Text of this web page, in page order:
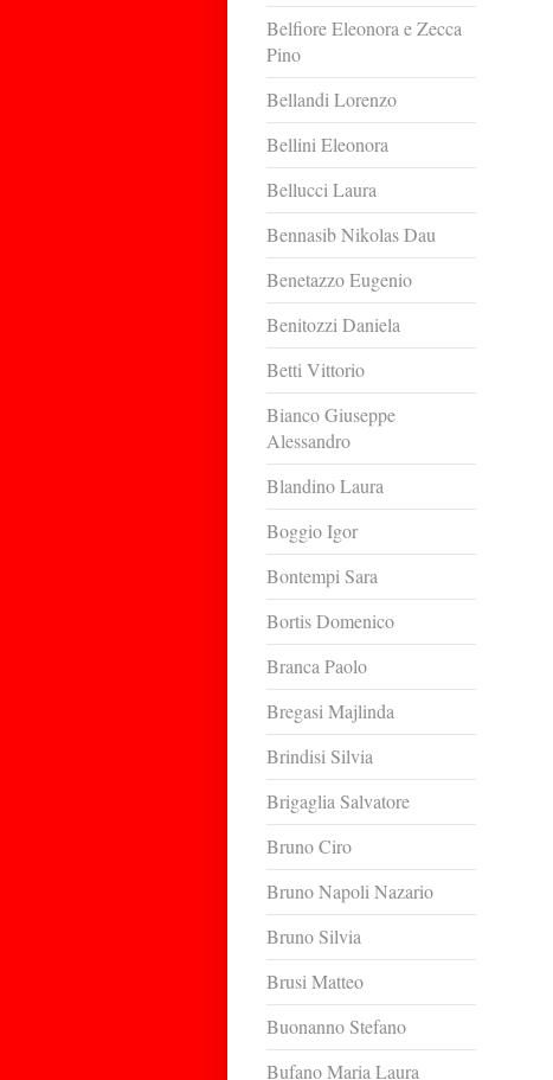
Belfiore Eleonora e Zecca
Pino
Bellandi Lorenzo
Bellini Eleonora
Bellucci Laura
Bennasib Nikolas Dau
Benetazzo Eugenio
Benitozzi Daniela
Betti Vittorio
Bianco Giuseppe
Alessandro
Blandino Laura
Boggio Igor
Bontempi Sara
Bortis Domenico
Branca Paolo
Bregasi Majlinda
Brindisi Silvia
Brigaglia Salvatore
Bruno Ciro
Bruno Napoli Nazario
Bruno Silvia
Brusi Matteo
Buonanno Stefano
Bufano Maria Laura